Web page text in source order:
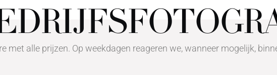
met alle prijzen. Op weekdagen reageren we, wanneer mogelijk,